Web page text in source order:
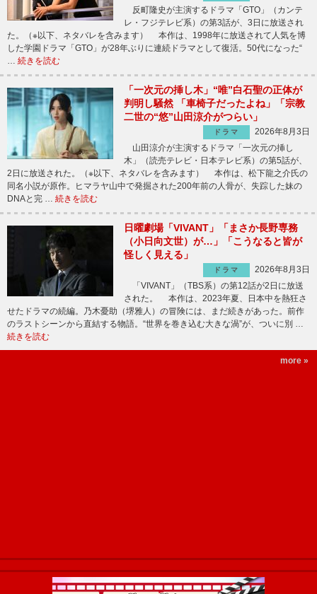
反町隆史が主演するドラマ「GTO」（カンテ
レ・フジテレビ系）の第3話が、3日に放送され
た。（※以下、ネタバレを含みます） 本作は、1998年に放送されて人気を博
した学園ドラマ「GTO」が28年ぶりに連続ドラマとして復活。50代になった“
… 続きを読む
「一次元の挿し木」“唯”白石聖の正体が
判明し騒然 「車椅子だったよね」「宗教
二世の“悠”山田涼介がつらい」
ドラマ
2026年8月3日
山田涼介が主演するドラマ「一次元の挿し
木」（読売テレビ・日本テレビ系）の第5話が、
2日に放送された。（※以下、ネタバレを含みます） 本作は、松下龍之介氏の
同名小説が原作。ヒマラヤ山中で発掘された200年前の人骨が、失踪した妹の
DNAと完 … 続きを読む
日曜劇場「VIVANT」「まさか長野専務
（小日向文世）が…」「こうなると皆が
怪しく見える」
ドラマ
2026年8月3日
「VIVANT」（TBS系）の第12話が2日に放送
された。 本作は、2023年夏、日本中を熱狂さ
せたドラマの続編。乃木憂助（堺雅人）の冒険には、まだ続きがあった。前作
のラストシーンから直結する物語。“世界を巻き込む大きな渦”が、ついに別 …
続きを読む
more »